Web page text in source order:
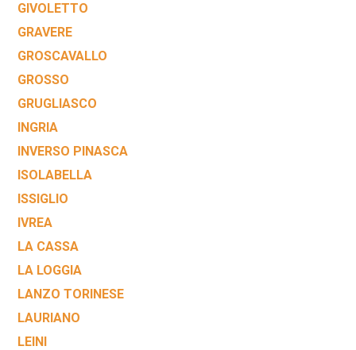
GIVOLETTO
GRAVERE
GROSCAVALLO
GROSSO
GRUGLIASCO
INGRIA
INVERSO PINASCA
ISOLABELLA
ISSIGLIO
IVREA
LA CASSA
LA LOGGIA
LANZO TORINESE
LAURIANO
LEINI